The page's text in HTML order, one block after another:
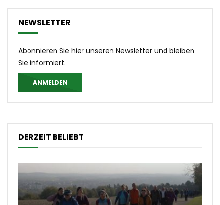
NEWSLETTER
Abonnieren Sie hier unseren Newsletter und bleiben
Sie informiert.
ANMELDEN
DERZEIT BELIEBT